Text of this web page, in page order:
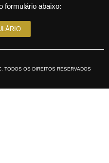
formulário abaixo:
TODOS OS DIREITOS RESERVADOS